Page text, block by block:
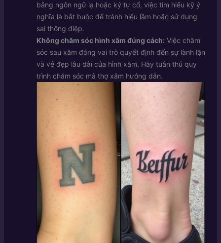
bằng ngôn ngữ lạ hoặc ký tự cổ, việc tìm hiểu kỹ ý
nghĩa là bắt buộc để tránh hiểu lầm hoặc sử dụng
sai thông điệp.
Không chăm sóc hình xăm đúng cách: Việc chăm
sóc sau xăm đóng vai trò quyết định đến sự lành lặn
và vẻ đẹp lâu dài của hình xăm. Hãy tuân thủ quy
trình chăm sóc mà thợ xăm hướng dẫn.